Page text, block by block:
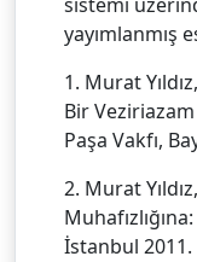
yayımlanmış
1. Murat
Bir
Paşa Vakfı,
2. Murat
İstanbul 2011.